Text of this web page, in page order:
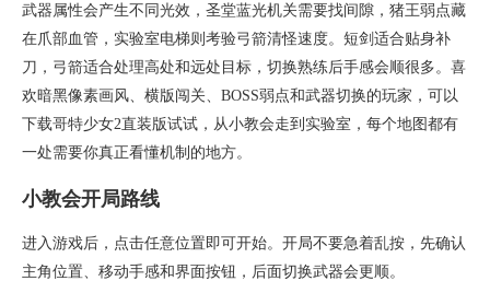
武器属性会产生不同光效，圣堂蓝光机关需要找间隙，猪王弱点藏
在爪部血管，实验室电梯则考验弓箭清怪速度。短剑适合贴身补
刀，弓箭适合处理高处和远处目标，切换熟练后手感会顺很多。喜
欢暗黑像素画风、横版闯关、BOSS弱点和武器切换的玩家，可以
下载哥特少女2直装版试试，从小教会走到实验室，每个地图都有
一处需要你真正看懂机制的地方。
小教会开局路线
进入游戏后，点击任意位置即可开始。开局不要急着乱按，先确认
主角位置、移动手感和界面按钮，后面切换武器会更顺。